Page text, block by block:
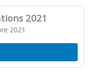
2021
2021